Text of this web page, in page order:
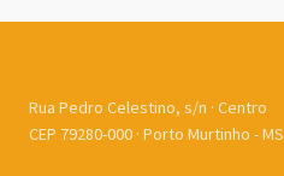
Rua Pedro Celestino, s/n · Centro
CEP 79280-000 · Porto Murtinho - MS